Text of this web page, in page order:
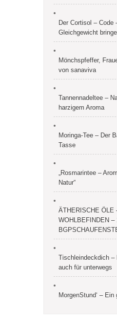
Der Cortisol –
Gleichgewicht
Mönchspfeffer,
von sanaviva
Tannennadeltee –
harzigem Aroma
Moringa-Tee – Der
Tasse
„Rosmarintee –
Natur“
ÄTHERISCHE ÖLE
WOHLBEFINDEN –
Tischleindeckdich –
auch für unterwegs
MorgenStund‘ –